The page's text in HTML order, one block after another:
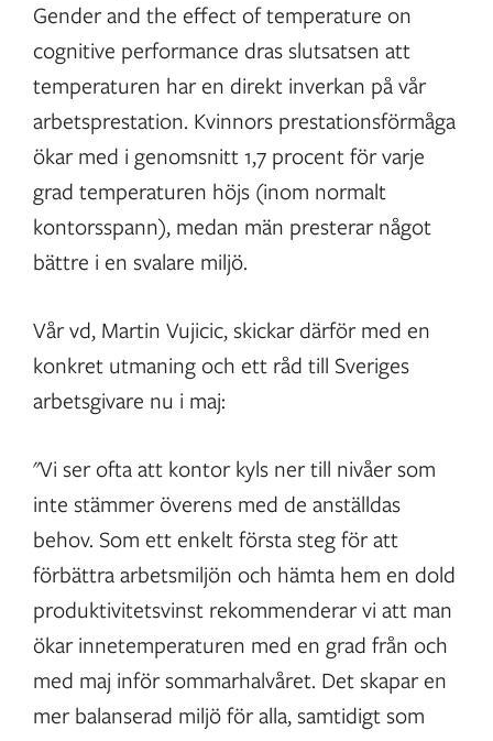
Gender and the effect of temperature on
cognitive performance dras slutsatsen att
temperaturen har en direkt inverkan på vår
arbetsprestation. Kvinnors prestationsförmåga
ökar med i genomsnitt 1,7 procent för varje
grad temperaturen höjs (inom normalt
kontorsspann), medan män presterar något
bättre i en svalare miljö.
Vår vd, Martin Vujicic, skickar därför med en
konkret utmaning och ett råd till Sveriges
arbetsgivare nu i maj:
"Vi ser ofta att kontor kyls ner till nivåer som
inte stämmer överens med de anställdas
behov. Som ett enkelt första steg för att
förbättra arbetsmiljön och hämta hem en dold
produktivitetsvinst rekommenderar vi att man
ökar innetemperaturen med en grad från och
med maj inför sommarhalvåret. Det skapar en
mer balanserad miljö för alla, samtidigt som